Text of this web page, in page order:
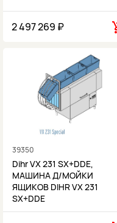
2 497 269 ₽
39350
Dihr VX 231 SX+DDE,
МАШИНА Д/МОЙКИ
ЯЩИКОВ DIHR VX 231
SX+DDE